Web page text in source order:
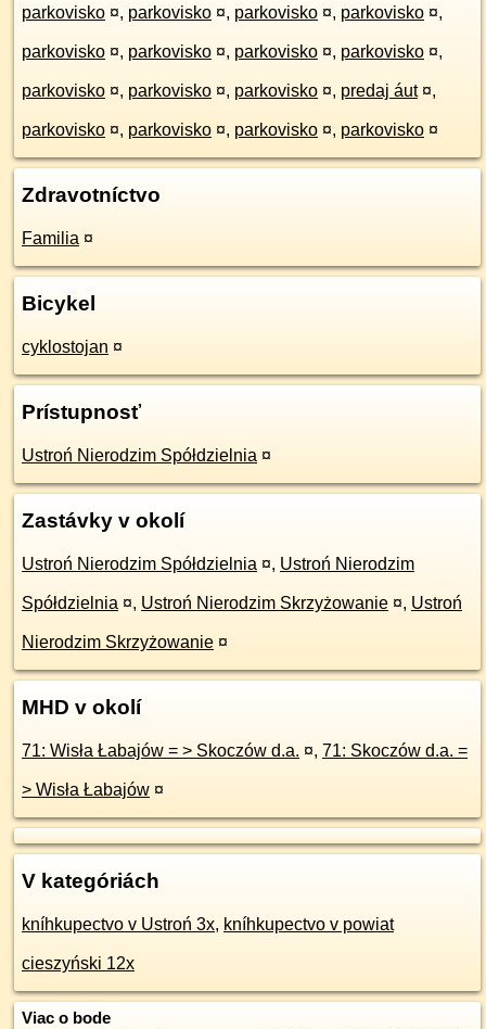
parkovisko ¤, parkovisko ¤, parkovisko ¤, parkovisko ¤,
parkovisko ¤, parkovisko ¤, parkovisko ¤, parkovisko ¤,
parkovisko ¤, parkovisko ¤, parkovisko ¤, predaj áut ¤,
parkovisko ¤, parkovisko ¤, parkovisko ¤, parkovisko ¤
Zdravotníctvo
Familia ¤
Bicykel
cyklostojan ¤
Prístupnosť
Ustroń Nierodzim Spółdzielnia ¤
Zastávky v okolí
Ustroń Nierodzim Spółdzielnia ¤, Ustroń Nierodzim
Spółdzielnia ¤, Ustroń Nierodzim Skrzyżowanie ¤, Ustroń
Nierodzim Skrzyżowanie ¤
MHD v okolí
71: Wisła Łabajów = > Skoczów d.a. ¤, 71: Skoczów d.a. =
> Wisła Łabajów ¤
V kategóriách
kníhkupectvo v Ustroń 3x, kníhkupectvo v powiat
cieszyński 12x
Viac o bode